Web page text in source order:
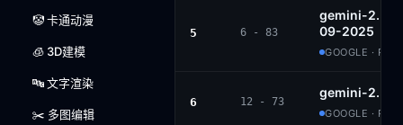
🤡 卡通动漫
🧊 3D建模
🔤 文字渲染
✂️ 多图编辑
5 6 - 83
gemini-2.5-
09-2025
GOOGLE ·
6 12 - 73
gemini-2.5-
GOOGLE ·